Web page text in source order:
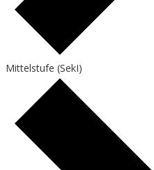
Mittelstufe (SekI)